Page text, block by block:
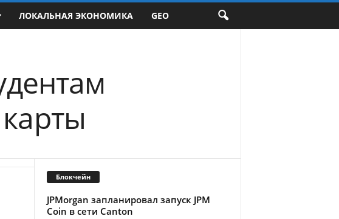
ЛОКАЛЬНАЯ ЭКОНОМИКА GEO
Блокчейн
JPMorgan запланировал запуск JPM
Coin в сети Canton